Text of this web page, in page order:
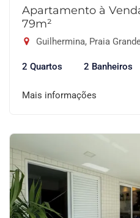
Apartamento à
79m²
Guilhermina, Praia
2 Quartos 2 Banheiros
Mais informações